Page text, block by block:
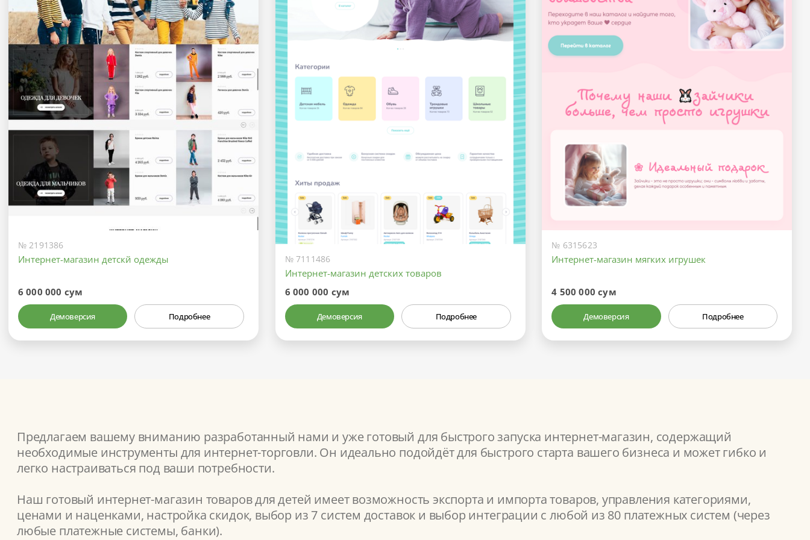
№ 2191386
Интернет-магазин детскй одежды
6 000 000 сум
Демоверсия Подробнее
№ 7111486
Интернет-магазин детских товаров
6 000 000 сум
Демоверсия Подробнее
№ 6315623
Интернет-магазин мягких игрушек
4 500 000 сум
Демоверсия Подробнее
Предлагаем вашему вниманию разработанный нами и уже готовый для быстрого запуска интернет-магазин, содержащий
необходимые инструменты для интернет-торговли. Он идеально подойдёт для быстрого старта вашего бизнеса и может гибко и
легко настраиваться под ваши потребности.
Наш готовый интернет-магазин товаров для детей имеет возможность экспорта и импорта товаров, управления категориями,
ценами и наценками, настройка скидок, выбор из 7 систем доставок и выбор интеграции с любой из 80 платежных систем (через
любые платежные системы, банки).